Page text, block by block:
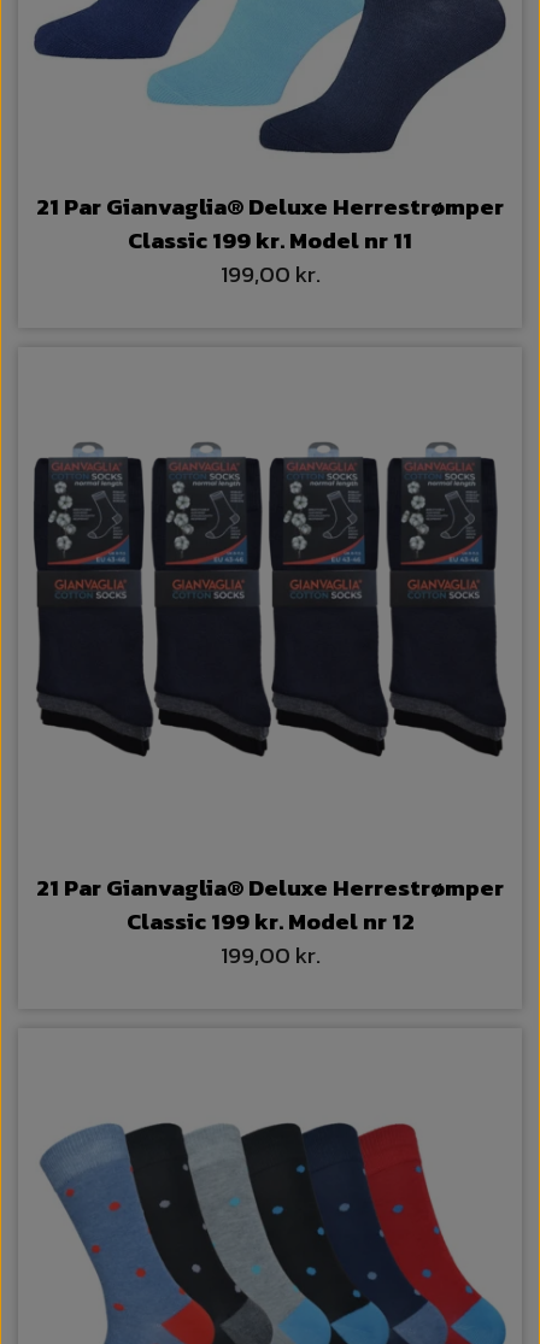
21 Par Gianvaglia® Deluxe Herrestrømper
Classic 199 kr. Model nr 11
199,00 kr.
21 Par Gianvaglia® Deluxe Herrestrømper
Classic 199 kr. Model nr 12
199,00 kr.